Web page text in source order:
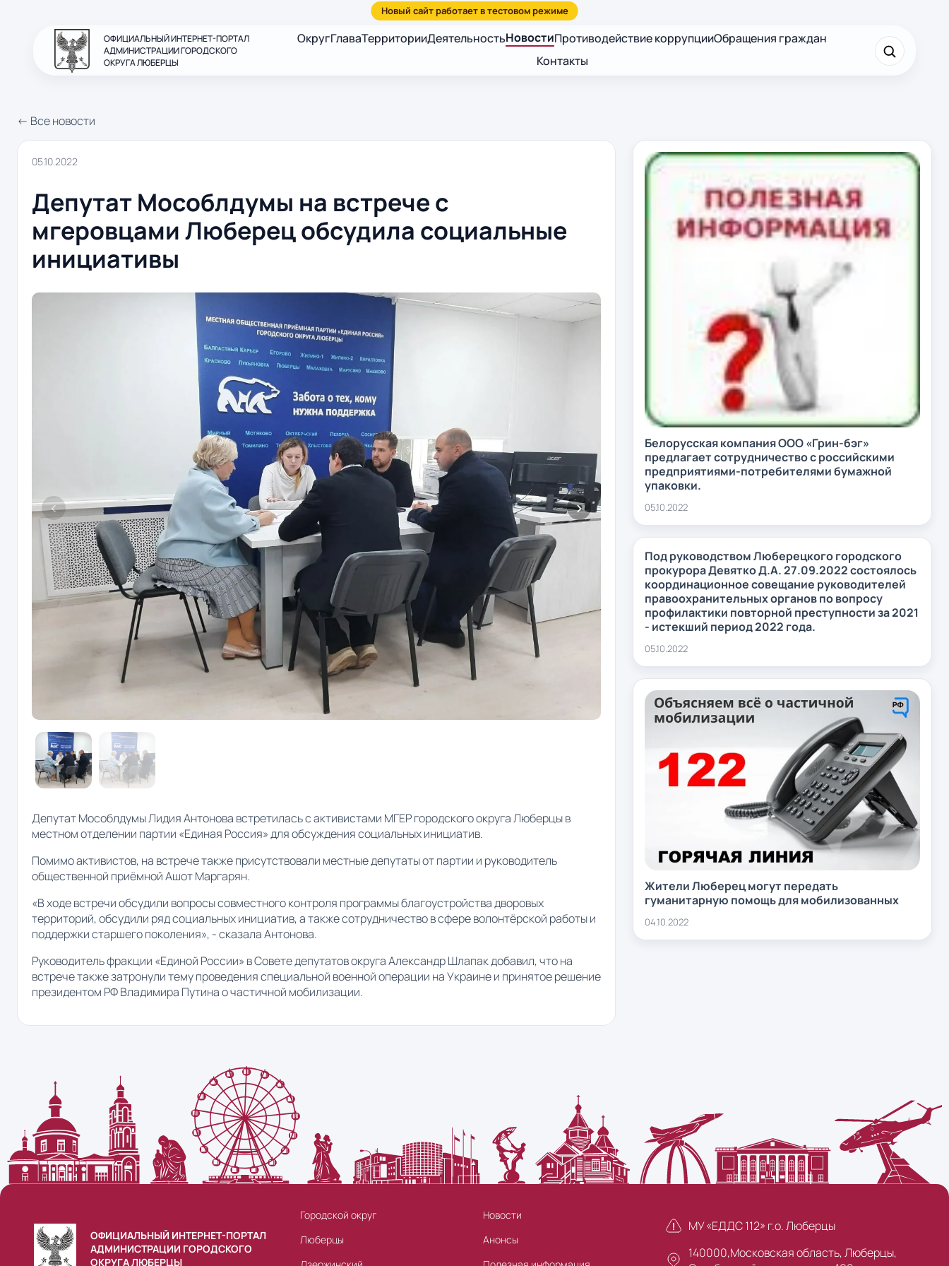
ОФИЦИАЛЬНЫЙ ИНТЕРНЕТ-ПОРТАЛ
АДМИНИСТРАЦИИ ГОРОДСКОГО
ОКРУГА ЛЮБЕРЦЫ
ОкругГлаваТерриторииДеятельностьНовостиПротиводействие коррупцииОбращения граждан
Контакты
← Все новости
05.10.2022
Депутат Мособлдумы на встрече с
мгеровцами Люберец обсудила социальные
инициативы
Депутат Мособлдумы Лидия Антонова встретилась с активистами МГЕР городского округа Люберцы в
местном отделении партии «Единая Россия» для обсуждения социальных инициатив.
Помимо активистов, на встрече также присутствовали местные депутаты от партии и руководитель
общественной приёмной Ашот Маргарян.
«В ходе встречи обсудили вопросы совместного контроля программы благоустройства дворовых
территорий, обсудили ряд социальных инициатив, а также сотрудничество в сфере волонтёрской работы и
поддержки старшего поколения», - сказала Антонова.
Руководитель фракции «Единой России» в Совете депутатов округа Александр Шлапак добавил, что на
встрече также затронули тему проведения специальной военной операции на Украине и принятое решение
президентом РФ Владимира Путина о частичной мобилизации.
Белорусская компания ООО «Грин-бэг»
предлагает сотрудничество с российскими
предприятиями-потребителями бумажной
упаковки.
05.10.2022
Под руководством Люберецкого городского
прокурора Девятко Д.А. 27.09.2022 состоялось
координационное совещание руководителей
правоохранительных органов по вопросу
профилактики повторной преступности за 2021
- истекший период 2022 года.
05.10.2022
Жители Люберец могут передать
гуманитарную помощь для мобилизованных
04.10.2022
ОФИЦИАЛЬНЫЙ ИНТЕРНЕТ-ПОРТАЛ
АДМИНИСТРАЦИИ ГОРОДСКОГО
ОКРУГА ЛЮБЕРЦЫ
Городской округ
Люберцы
Новости
Анонсы
МУ «ЕДДС 112» г.о. Люберцы
140000,Московская область, Люберцы,